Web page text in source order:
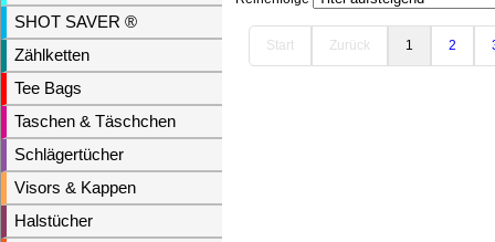
SHOT SAVER ®
Zählketten
Tee Bags
Taschen & Täschchen
Schlägertücher
Visors & Kappen
Halstücher
Start Zurück 1 2